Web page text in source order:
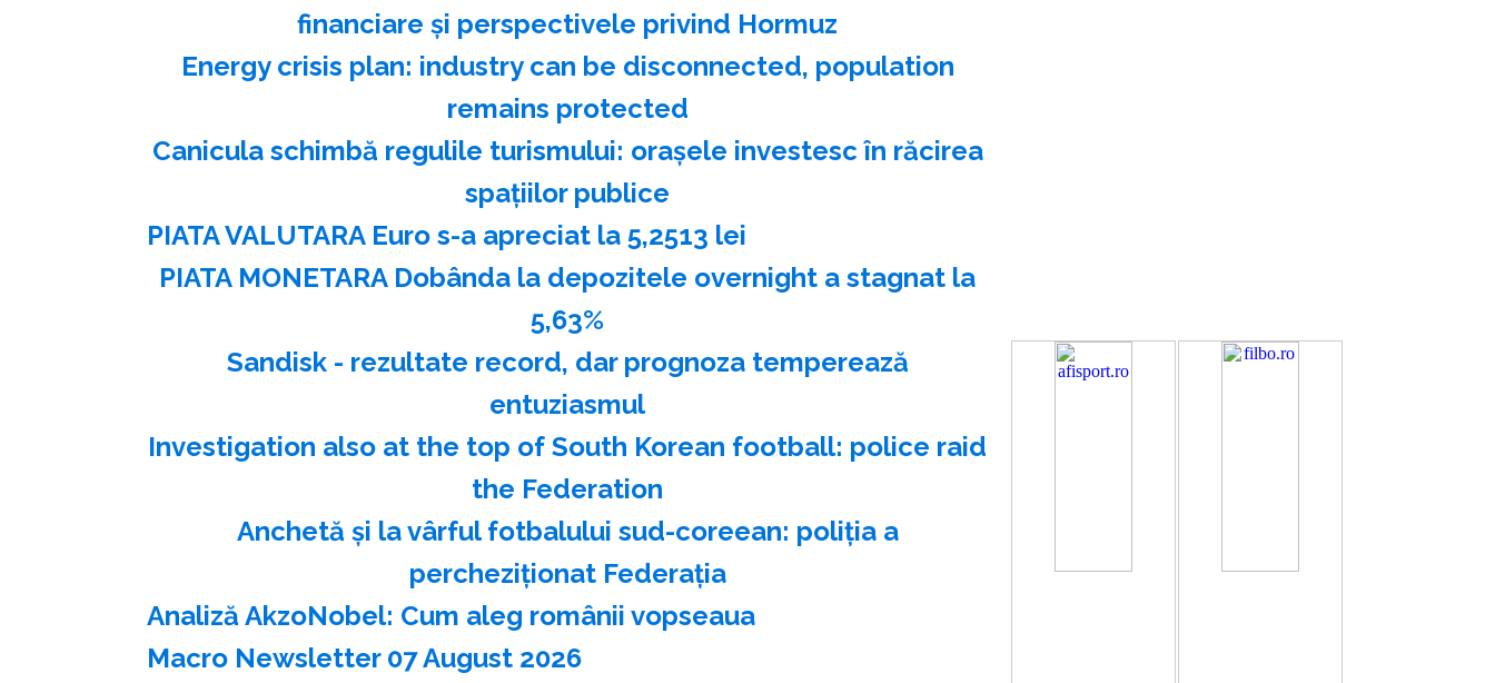
financiare şi perspectivele privind Hormuz
Energy crisis plan: industry can be disconnected, population
remains protected
Canicula schimbă regulile turismului: oraşele investesc în răcirea
spaţiilor publice
PIATA VALUTARA Euro s-a apreciat la 5,2513 lei
PIATA MONETARA Dobânda la depozitele overnight a stagnat la
5,63%
Sandisk - rezultate record, dar prognoza temperează
entuziasmul
Investigation also at the top of South Korean football: police raid
the Federation
Anchetă şi la vârful fotbalului sud-coreean: poliţia a
percheziţionat Federaţia
Analiză AkzoNobel: Cum aleg românii vopseaua
Macro Newsletter 07 August 2026